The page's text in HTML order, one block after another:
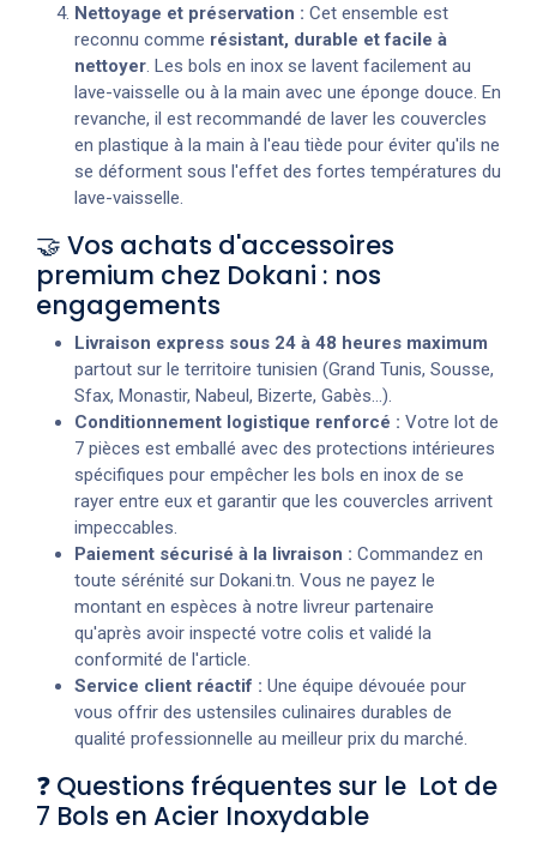
Nettoyage et préservation : Cet ensemble est
reconnu comme résistant, durable et facile à
nettoyer. Les bols en inox se lavent facilement au
lave-vaisselle ou à la main avec une éponge douce. En
revanche, il est recommandé de laver les couvercles
en plastique à la main à l'eau tiède pour éviter qu'ils ne
se déforment sous l'effet des fortes températures du
lave-vaisselle.
🤝 Vos achats d'accessoires
premium chez Dokani : nos
engagements
Livraison express sous 24 à 48 heures maximum
partout sur le territoire tunisien (Grand Tunis, Sousse,
Sfax, Monastir, Nabeul, Bizerte, Gabès...).
Conditionnement logistique renforcé : Votre lot de
7 pièces est emballé avec des protections intérieures
spécifiques pour empêcher les bols en inox de se
rayer entre eux et garantir que les couvercles arrivent
impeccables.
Paiement sécurisé à la livraison : Commandez en
toute sérénité sur Dokani.tn. Vous ne payez le
montant en espèces à notre livreur partenaire
qu'après avoir inspecté votre colis et validé la
conformité de l'article.
Service client réactif : Une équipe dévouée pour
vous offrir des ustensiles culinaires durables de
qualité professionnelle au meilleur prix du marché.
❓ Questions fréquentes sur le Lot de
7 Bols en Acier Inoxydable